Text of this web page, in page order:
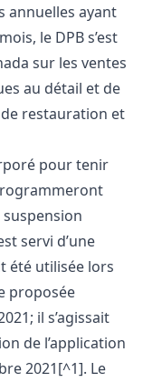
annuelles ayant
le DPB s’est
sur les ventes
au détail et de
de restauration et
pour tenir
servi d’une
été utilisée lors
proposée
il s’agissait
de l’application
2021[^1]. Le